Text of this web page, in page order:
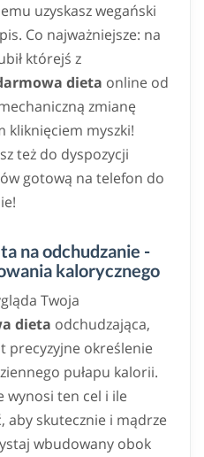
uzyskasz wegański
Co najważniejsze: na
którejś z
dieta online od
zmianę
kliknięciem myszki!
też do dyspozycji
gotową na telefon do
na odchudzanie -
kalorycznego
Twoja
dieta odchudzająca,
precyzyjne określenie
pułapu kalorii.
wynosi ten cel i ile
aby skutecznie i mądrze
wbudowany obok